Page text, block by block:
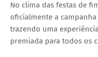
No clima das festas de
oficialmente a
trazendo uma
premiada para todos os